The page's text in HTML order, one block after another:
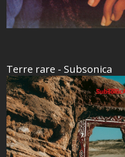
Terre rare - Subsonica